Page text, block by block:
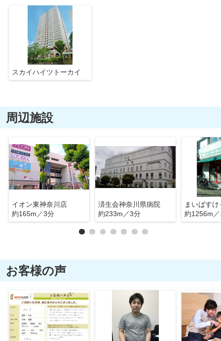
スカイハイツトーカイ
周辺施設
イオン東神奈川店
約165m／3分
済生会神奈川県病院
約233m／3分
約1256m
お客様の声